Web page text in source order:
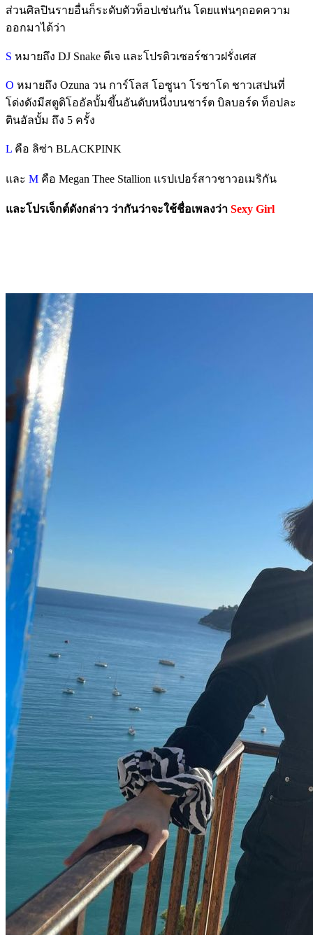
ส่วนศิลปินรายอื่นก็ระดับตัวท็อปเช่นกัน โดยแฟนๆถอดความ
ออกมาได้ว่า
S หมายถึง DJ Snake ดีเจ และโปรดิวเซอร์ชาวฝรั่งเศส
O หมายถึง Ozuna วน การ์โลส โอซูนา โรซาโด ชาวเสปนที่
โด่งดังมีสตูดิโออัลบั้มขึ้นอันดับหนึ่งบนชาร์ต บิลบอร์ด ท็อปละ
ตินอัลบั้ม ถึง 5 ครั้ง
L คือ ลิซ่า BLACKPINK
และ M คือ Megan Thee Stallion แรปเปอร์สาวชาวอเมริกัน
และโปรเจ็กต์ดังกล่าว ว่ากันว่าจะใช้ชื่อเพลงว่า Sexy Girl